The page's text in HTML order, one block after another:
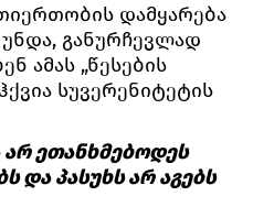
დამყარება
განურჩევლად
ამას „წესების
სუვერენიტეტის
ეთანხმებოდეს
და პასუხს არ აგებს